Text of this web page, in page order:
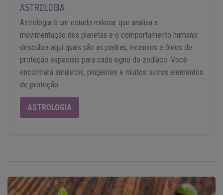
ASTROLOGIA
Astrologia é um estudo milenar que analisa a
movimentação dos planetas e o comportamento humano:
descubra aqui quais são as pedras, incensos e óleos de
proteção especiais para cada signo do zodíaco. Você
encontrará amuletos, pingentes e muitos outros elementos
de proteção.
ASTROLOGIA